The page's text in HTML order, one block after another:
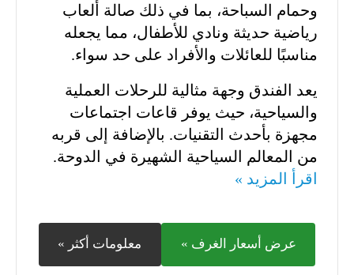
وحمام السباحة، بما في ذلك صالة ألعاب
رياضية حديثة ونادي للأطفال، مما يجعله
مناسبًا للعائلات والأفراد على حد سواء.
يعد الفندق وجهة مثالية للرحلات العملية
والسياحية، حيث يوفر قاعات اجتماعات
مجهزة بأحدث التقنيات. بالإضافة إلى قربه
من المعالم السياحية الشهيرة في الدوحة.
اقرأ المزيد »
عرض أسعار الغرف » معلومات أكثر »